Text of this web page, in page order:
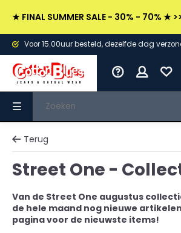
★ FINAL SUMMER SALE - 30% - 70% ★
Voor 15.00uur besteld, dezelfde dag
Terug
Street One -
Van de Street One augustus
de hele maand nog nieuwe
pagina voor de nieuwste items!